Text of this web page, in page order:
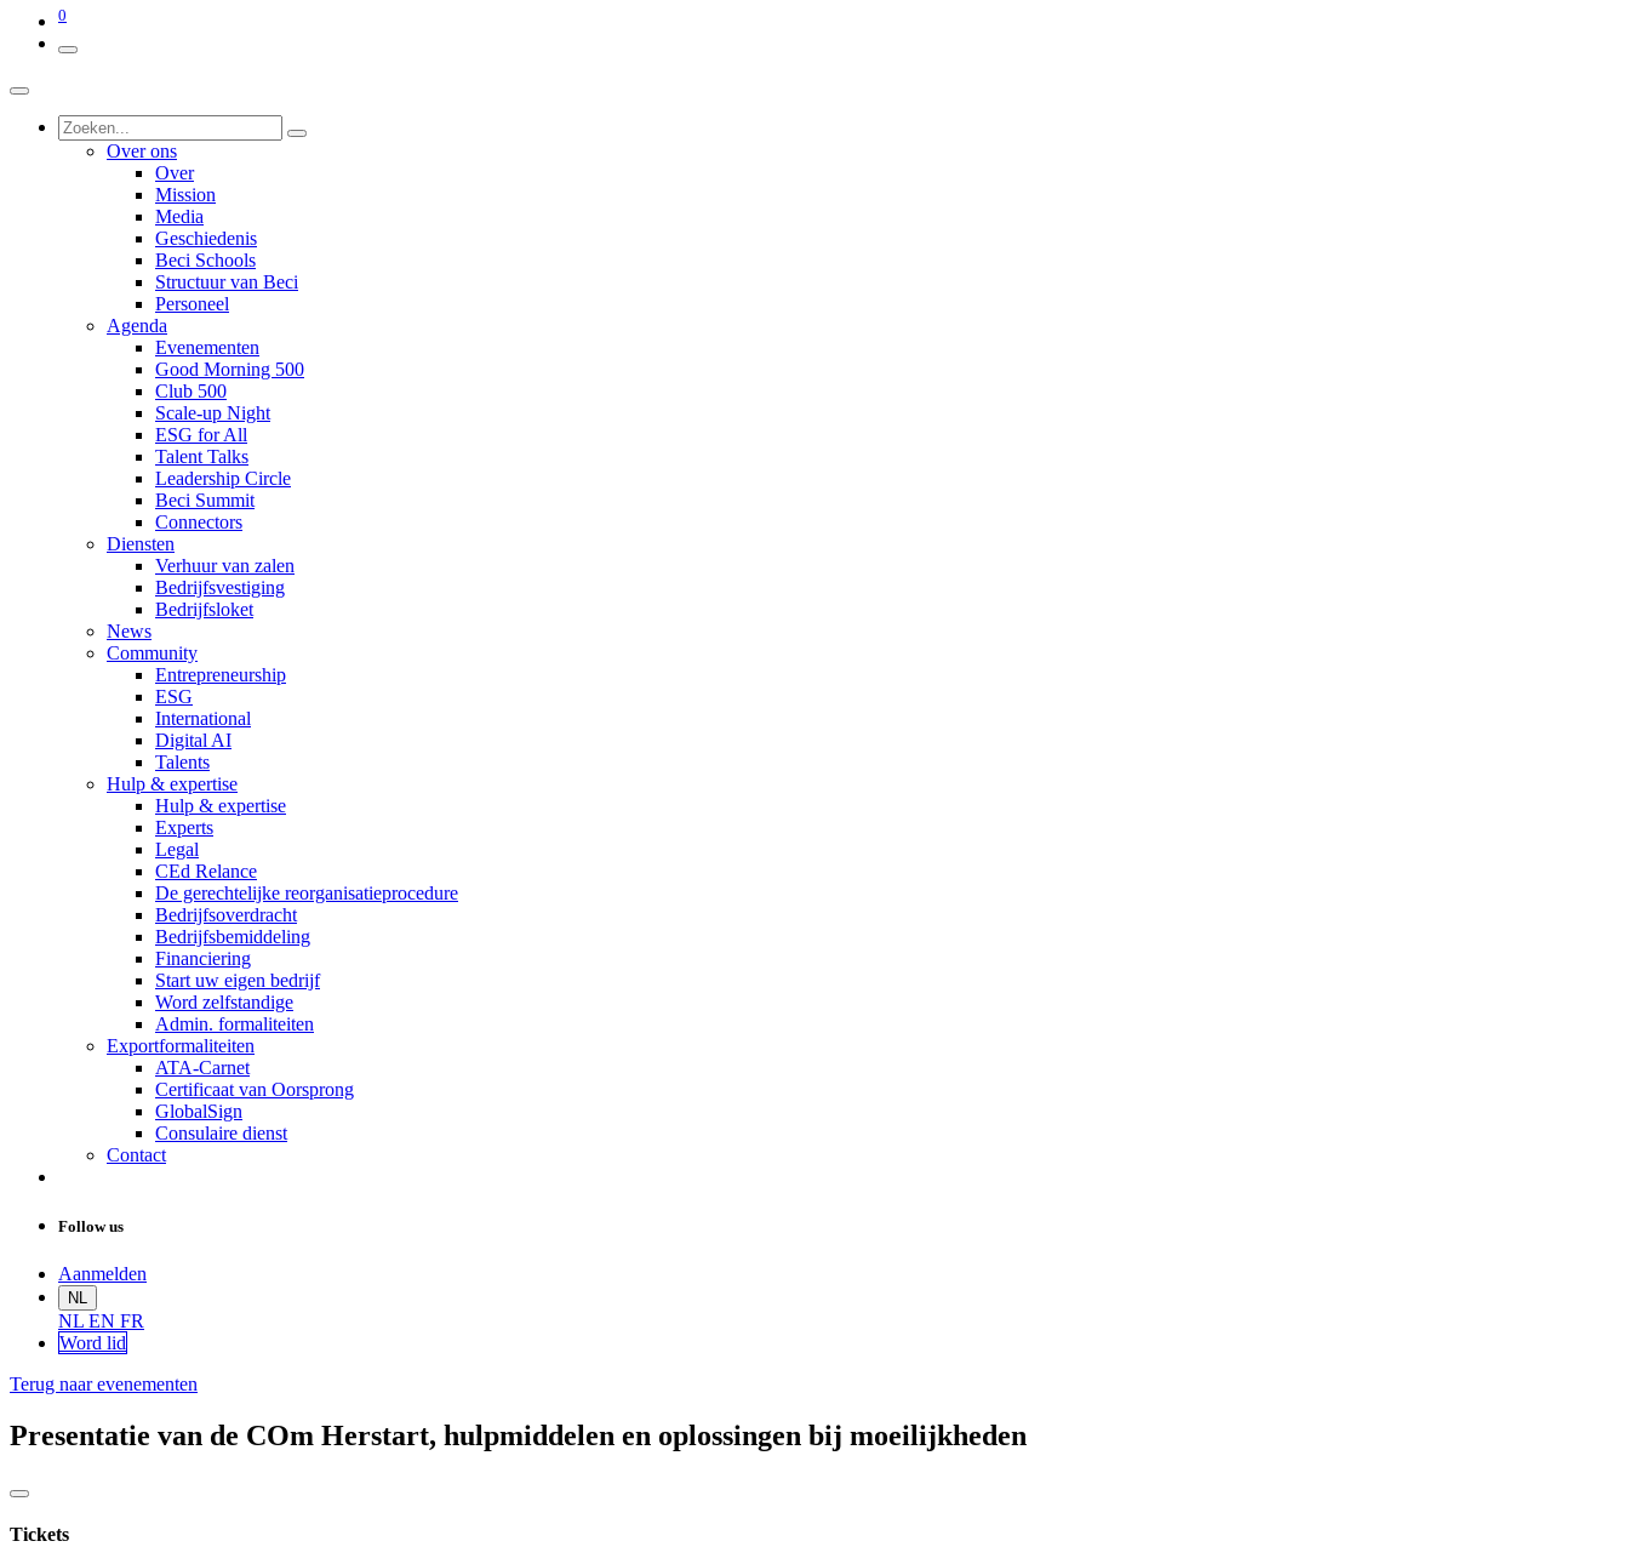
0
Over ons
Over
Mission
Media
Geschiedenis
Beci Schools
Structuur van Beci
Personeel
Agenda
Evenementen
Good Morning 500
Club 500
Scale-up Night
ESG for All
Talent Talks
Leadership Circle
Beci Summit
Connectors
Diensten
Verhuur van zalen
Bedrijfsvestiging
Bedrijfsloket
News
Community
Entrepreneurship
ESG
International
Digital AI
Talents
Hulp & expertise
Hulp & expertise
Experts
Legal
CEd Relance
De gerechtelijke reorganisatieprocedure
Bedrijfsoverdracht
Bedrijfsbemiddeling
Financiering
Start uw eigen bedrijf
Word zelfstandige
Admin. formaliteiten
Exportformaliteiten
ATA-Carnet
Certificaat van Oorsprong
GlobalSign
Consulaire dienst
Contact
Follow us
Aanmelden
NL
NL EN FR
Word lid
Terug naar evenementen
Presentatie van de COm Herstart, hulpmiddelen en oplossingen bij moeilijkheden
Tickets